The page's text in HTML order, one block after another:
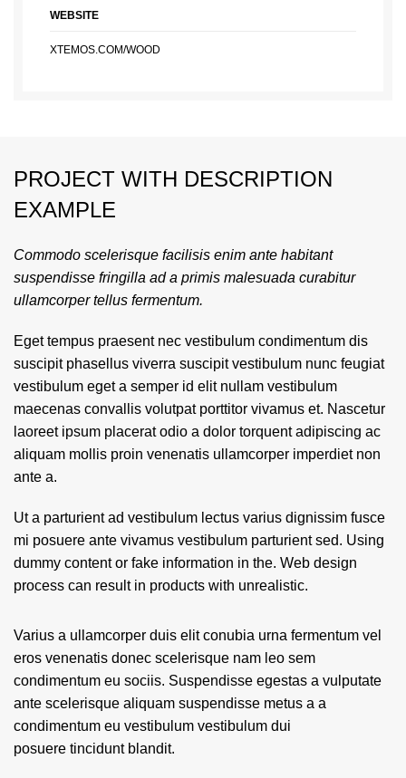
WEBSITE
XTEMOS.COM/WOOD
PROJECT WITH DESCRIPTION
EXAMPLE
Commodo scelerisque facilisis enim ante habitant
suspendisse fringilla ad a primis malesuada curabitur
ullamcorper tellus fermentum.
Eget tempus praesent nec vestibulum condimentum dis
suscipit phasellus viverra suscipit vestibulum nunc feugiat
vestibulum eget a semper id elit nullam vestibulum
maecenas convallis volutpat porttitor vivamus et. Nascetur
laoreet ipsum placerat odio a dolor torquent adipiscing ac
aliquam mollis proin venenatis ullamcorper imperdiet non
ante a.
Ut a parturient ad vestibulum lectus varius dignissim fusce
mi posuere ante vivamus vestibulum parturient sed. Using
dummy content or fake information in the. Web design
process can result in products with unrealistic.
Varius a ullamcorper duis elit conubia urna fermentum vel
eros venenatis donec scelerisque nam leo sem
condimentum eu sociis. Suspendisse egestas a vulputate
ante scelerisque aliquam suspendisse metus a a
condimentum eu vestibulum vestibulum dui
posuere tincidunt blandit.